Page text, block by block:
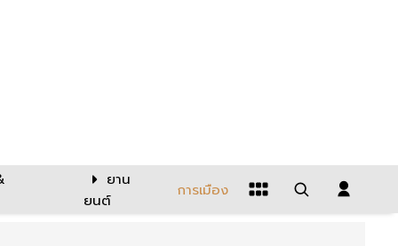
ยาน
ยนต์
การเมือง